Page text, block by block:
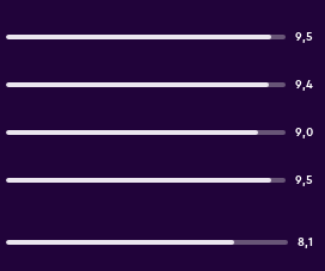
9,5
9,4
9,0
9,5
8,1